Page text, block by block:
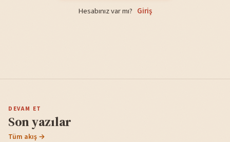
Hesabınız var mı? Giriş
DEVAM ET
Son yazılar
Tüm akış →